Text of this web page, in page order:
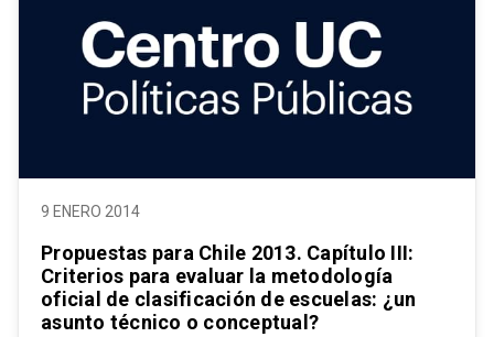
9 ENERO 2014
Propuestas para Chile 2013. Capítulo III:
Criterios para evaluar la metodología
oficial de clasificación de escuelas: ¿un
asunto técnico o conceptual?